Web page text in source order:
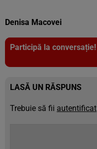
Denisa Macovei
Participă la conversație!
LASĂ UN RĂSPUNS
Trebuie să fii autentificat